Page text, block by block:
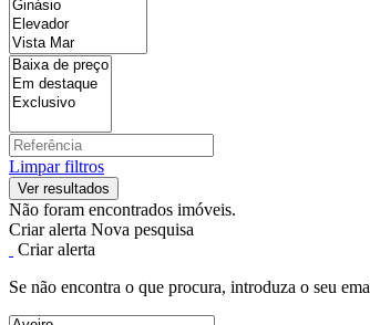
Limpar filtros
Não foram encontrados imóveis.
Criar alerta Nova pesquisa
Criar alerta
Se não encontra o que procura, introduza o seu